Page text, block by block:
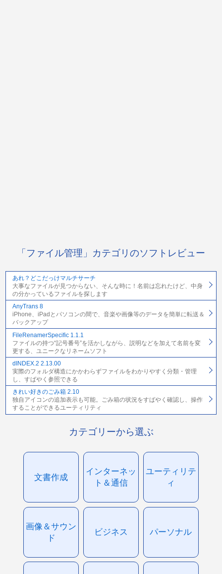
「ファイル管理」カテゴリのソフトレビュー
あれ？どこだっけマルチサーチ
大事なファイルが見つからない、そんな時に！名前は忘れたけど、中身
の分かっているファイルを探します
AnyTrans 8
iPhone、iPadとパソコンの間で、音楽や画像等のデータを簡単に転送＆
バックアップ
FileRenamerSpecific 1.1.1
ファイルの持つ“記号番号”を活かしながら、説明などを加えて名前を変
更する、ユニークなリネームソフト
dINDEX.2 2.13.00
実際のフォルダ構造にかかわらずファイルをわかりやすく分類・管理
し、すばやく参照できる
きれい好きのごみ箱 2.10
独自アイコンの追加表示も可能。ごみ箱の状況をすばやく確認し、操作
することができるユーティリティ
カテゴリーから選ぶ
文書作成
インターネッ
ト＆通信
ユーティリテ
ィ
画像＆サウン
ド
ビジネス パーソナル